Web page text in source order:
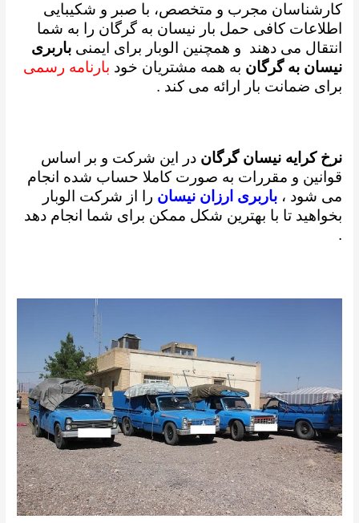
کارشناسان مجرب و متخصص، با صبر و شکیبایی
اطلاعات کافی حمل بار نیسان به گرگان را به شما
انتقال می دهند و همچنین الوبار برای ایمنیباربری
نیسان به گرگان به همه مشتریان خود بارنامه رسمی
برای ضمانت بار ارائه می کند .
نرخ کرایه نیسان گرگان در این شرکت و بر اساس
قوانین و مقررات به صورت کاملا حساب شده انجام
می شود ،باربری ارزان نیسان را از شرکت الوبار
بخواهید تا با بهترین شکل ممکن برای شما انجام دهد
.